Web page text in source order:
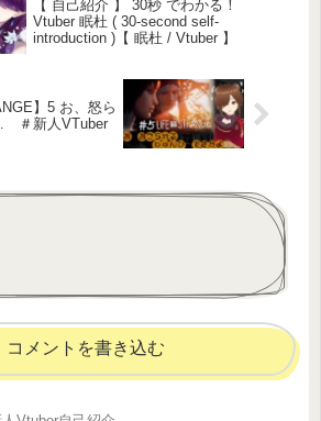
【 自己紹介 】 30秒 でわかる！
Vtuber 眠杜 ( 30-second self-
introduction )【 眠杜 / Vtuber 】
】5 お、怒ら
＃新人VTuber
コメントを書き込む